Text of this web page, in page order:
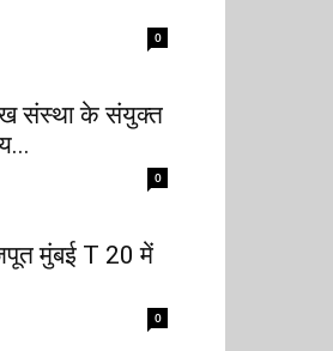
0
संस्था के संयुक्त
0
मुंबई T 20 में
0